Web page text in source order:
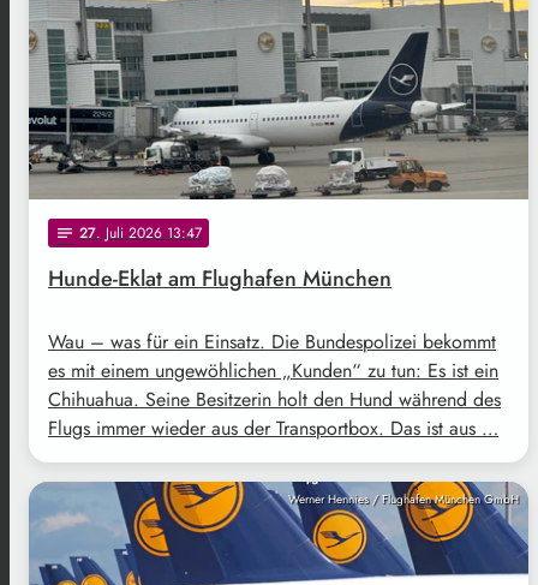
notes 27. Juli 2026 13:47
Hunde-Eklat am Flughafen München
Wau – was für ein Einsatz. Die Bundespolizei bekommt
es mit einem ungewöhlichen „Kunden“ zu tun: Es ist ein
Chihuahua. Seine Besitzerin holt den Hund während des
Flugs immer wieder aus der Transportbox. Das ist aus …
Werner Hennies / Flughafen München GmbH